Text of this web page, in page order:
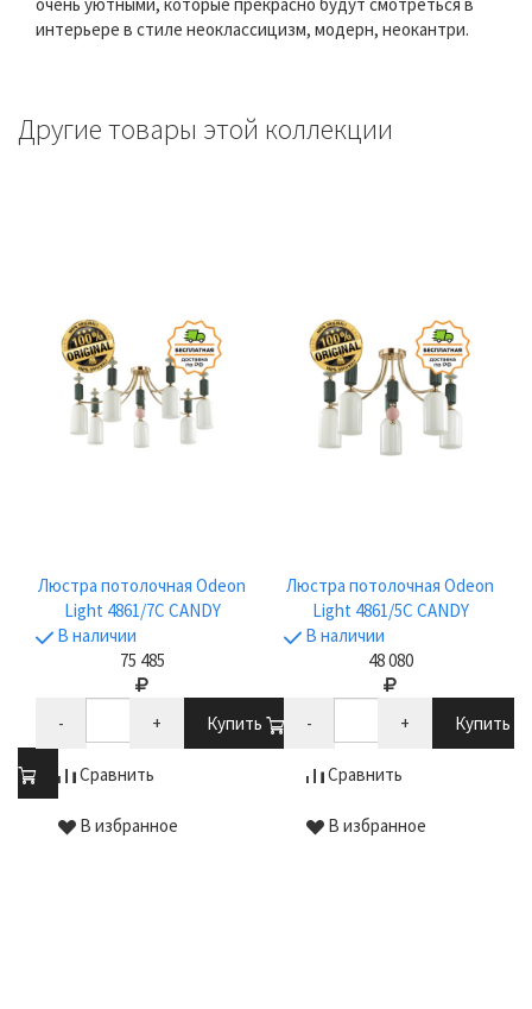
интерьере в стиле неоклассицизм, модерн, неокантри.
Другие товары этой коллекции
Люстра потолочная Odeon
Light 4861/7C CANDY
В наличии
75 485
- + Купить
Сравнить
В избранное
Люстра потолочная Odeon
Light 4861/5C CANDY
В наличии
48 080
- + Купить
Сравнить
В избранное